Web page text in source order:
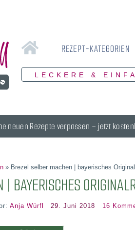
REZEPT-KATEGORIEN
LECKERE &
neuen Rezepte verpassen – jetzt
» Brezel selber machen | bayerisches
BAYERISCHES
Anja Würfl 29. Juni 2018 16